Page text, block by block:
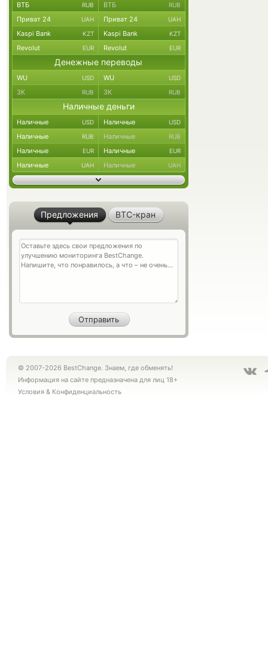
ВТБ RUB ВТБ RUB
Приват 24 UAH Приват 24 UAH
Kaspi Bank KZT Kaspi Bank KZT
Revolut EUR Revolut EUR
Денежные переводы
WU USD WU USD
ЗК RUB ЗК RUB
Наличные деньги
Наличные USD Наличные USD
Наличные RUB Наличные RUB
Наличные EUR Наличные EUR
Наличные UAH Наличные UAH
Предложения BTC-кран
© 2007-2026 BestChange. Знаем, где обменять!
Информация на сайте предназначена для лиц 18+
Условия & Конфиденциальность